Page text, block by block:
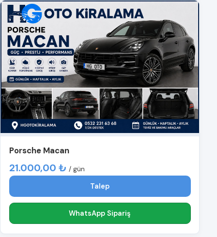
Porsche Macan
21.000,00 ₺ / gün
Talep
WhatsApp Sipariş